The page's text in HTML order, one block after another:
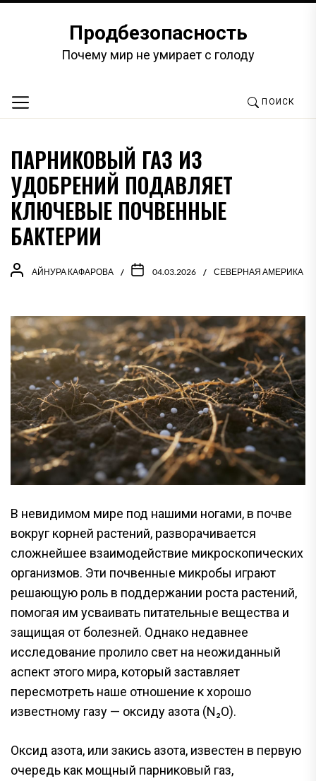
содержимомуПродбезопасность
Почему мир не умирает с голоду
ПОИСК
ПАРНИКОВЫЙ ГАЗ ИЗ
УДОБРЕНИЙ ПОДАВЛЯЕТ
КЛЮЧЕВЫЕ ПОЧВЕННЫЕ
БАКТЕРИИ
АЙНУРА КАФАРОВА 04.03.2026 СЕВЕРНАЯ АМЕРИКА
В невидимом мире под нашими ногами, в почве
вокруг корней растений, разворачивается
сложнейшее взаимодействие микроскопических
организмов. Эти почвенные микробы играют
решающую роль в поддержании роста растений,
помогая им усваивать питательные вещества и
защищая от болезней. Однако недавнее
исследование пролило свет на неожиданный
аспект этого мира, который заставляет
пересмотреть наше отношение к хорошо
известному газу — оксиду азота (N₂O).
Оксид азота, или закись азота, известен в первую
очередь как мощный парниковый газ,